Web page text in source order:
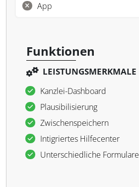
App
Funktionen
LEISTUNGSMERKMALE
Kanzlei-Dashboard
Plausibilisierung
Zwischenspeichern
Intigriertes Hilfecenter
Unterschiedliche Formulare